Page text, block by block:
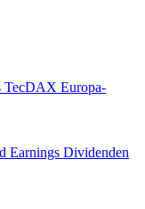
TecDAX Europa-
Earnings Dividenden